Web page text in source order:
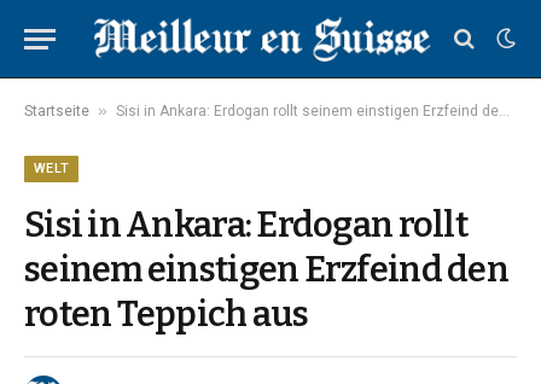
Startseite » Sisi in Ankara: Erdogan rollt seinem einstigen Erzfeind den roten Teppich aus
WELT
Sisi in Ankara: Erdogan rollt
seinem einstigen Erzfeind den
roten Teppich aus